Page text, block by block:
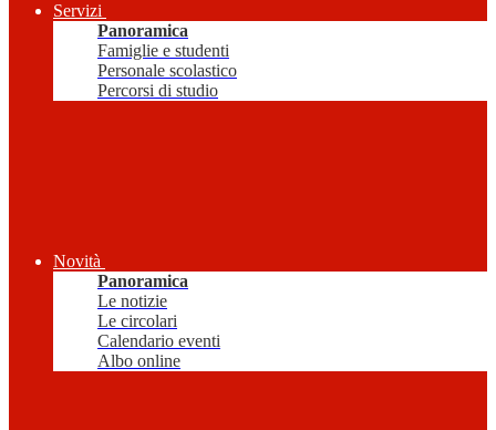
Servizi
Panoramica
Famiglie e studenti
Personale scolastico
Percorsi di studio
Novità
Panoramica
Le notizie
Le circolari
Calendario eventi
Albo online